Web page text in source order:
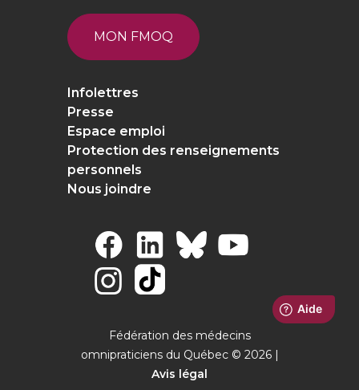
MON FMOQ
Infolettres
Presse
Espace emploi
Protection des renseignements
personnels
Nous joindre
Fédération des médecins
omnipraticiens du Québec © 2026 |
Avis légal